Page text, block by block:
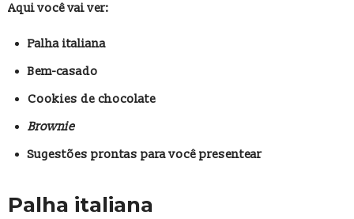
Aqui você vai ver:
Palha italiana
Bem-casado
Cookies de chocolate
Brownie
Sugestões prontas para você presentear
Palha italiana